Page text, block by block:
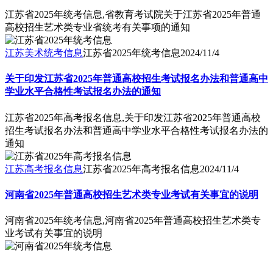
江苏省2025年统考信息,省教育考试院关于江苏省2025年普通
高校招生艺术类专业省统考有关事项的通知
江苏美术统考信息江苏省2025年统考信息2024/11/4
关于印发江苏省2025年普通高校招生考试报名办法和普通高中
学业水平合格性考试报名办法的通知
江苏省2025年高考报名信息,关于印发江苏省2025年普通高校
招生考试报名办法和普通高中学业水平合格性考试报名办法的
通知
江苏高考报名信息江苏省2025年高考报名信息2024/11/4
河南省2025年普通高校招生艺术类专业考试有关事宜的说明
河南省2025年统考信息,河南省2025年普通高校招生艺术类专
业考试有关事宜的说明